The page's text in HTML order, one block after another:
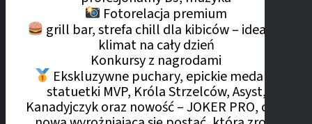
Fotorelacja premium
grill bar, strefa chill dla kibiców – idealny
klimat na cały dzień
Konkursy z nagrodami
Ekskluzywne puchary, epickie medale,
statuetki MVP, Króla Strzelców, Asyst,
Kanadyjczyk oraz nowość – JOKER PRO, czyli